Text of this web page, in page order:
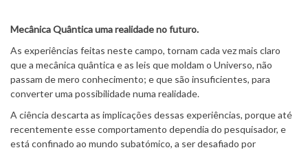
Mecânica Quântica uma realidade no futuro.
As experiências feitas neste campo, tornam cada vez mais claro
que a mecânica quântica e as leis que moldam o Universo, não
passam de mero conhecimento; e que são insuficientes, para
converter uma possibilidade numa realidade.
A ciência descarta as implicações dessas experiências, porque até
recentemente esse comportamento dependia do pesquisador, e
está confinado ao mundo subatómico, a ser desafiado por